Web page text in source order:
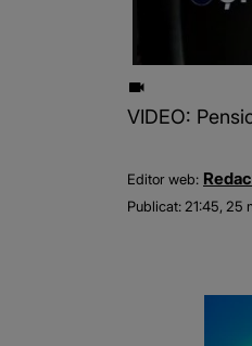
VIDEO:
Editor web:
Publicat:21:45, 25